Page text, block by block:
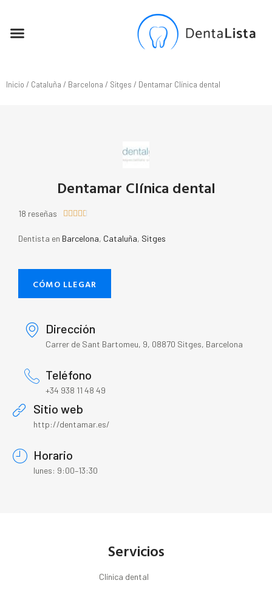
Inicio / Cataluña / Barcelona / Sitges / Dentamar Clínica dental
Dentamar Clínica dental
18 reseñas     
Dentista en Barcelona, Cataluña, Sitges
CÓMO LLEGAR
Dirección
Carrer de Sant Bartomeu, 9, 08870 Sitges, Barcelona
Teléfono
+34 938 11 48 49
Sitio web
http://dentamar.es/
Horario
lunes: 9:00–13:30
Servicios
Clínica dental